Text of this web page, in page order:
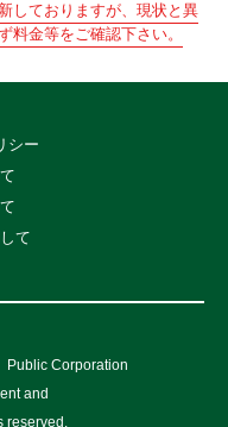
しておりますが、現状と異
料金等をご確認下さい。
シー
て
Public Corporation
and
reserved.